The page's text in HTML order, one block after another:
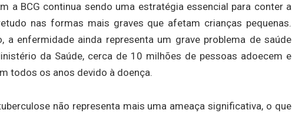
a BCG continua sendo uma estratégia essencial para conter a
nas formas mais graves que afetam crianças pequenas.
a enfermidade ainda representa um grave problema de saúde
da Saúde, cerca de 10 milhões de pessoas adoecem e
todos os anos devido à doença.
não representa mais uma ameaça significativa, o que